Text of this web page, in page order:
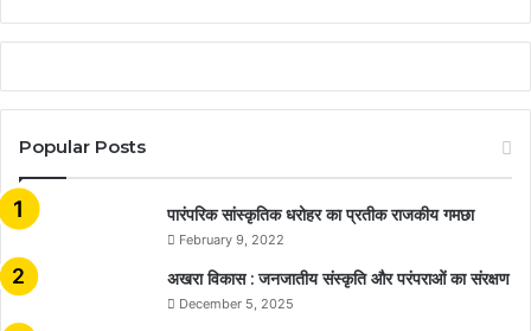
Popular Posts
​​​​​​​पारंपरिक सांस्कृतिक धरोहर का प्रतीक राजकीय गमछा
February 9, 2022
अखरा विकास : जनजातीय संस्कृति और परंपराओं का संरक्षण
December 5, 2025